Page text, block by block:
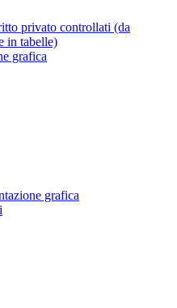
privato controllati (da
in tabelle)
grafica
grafica